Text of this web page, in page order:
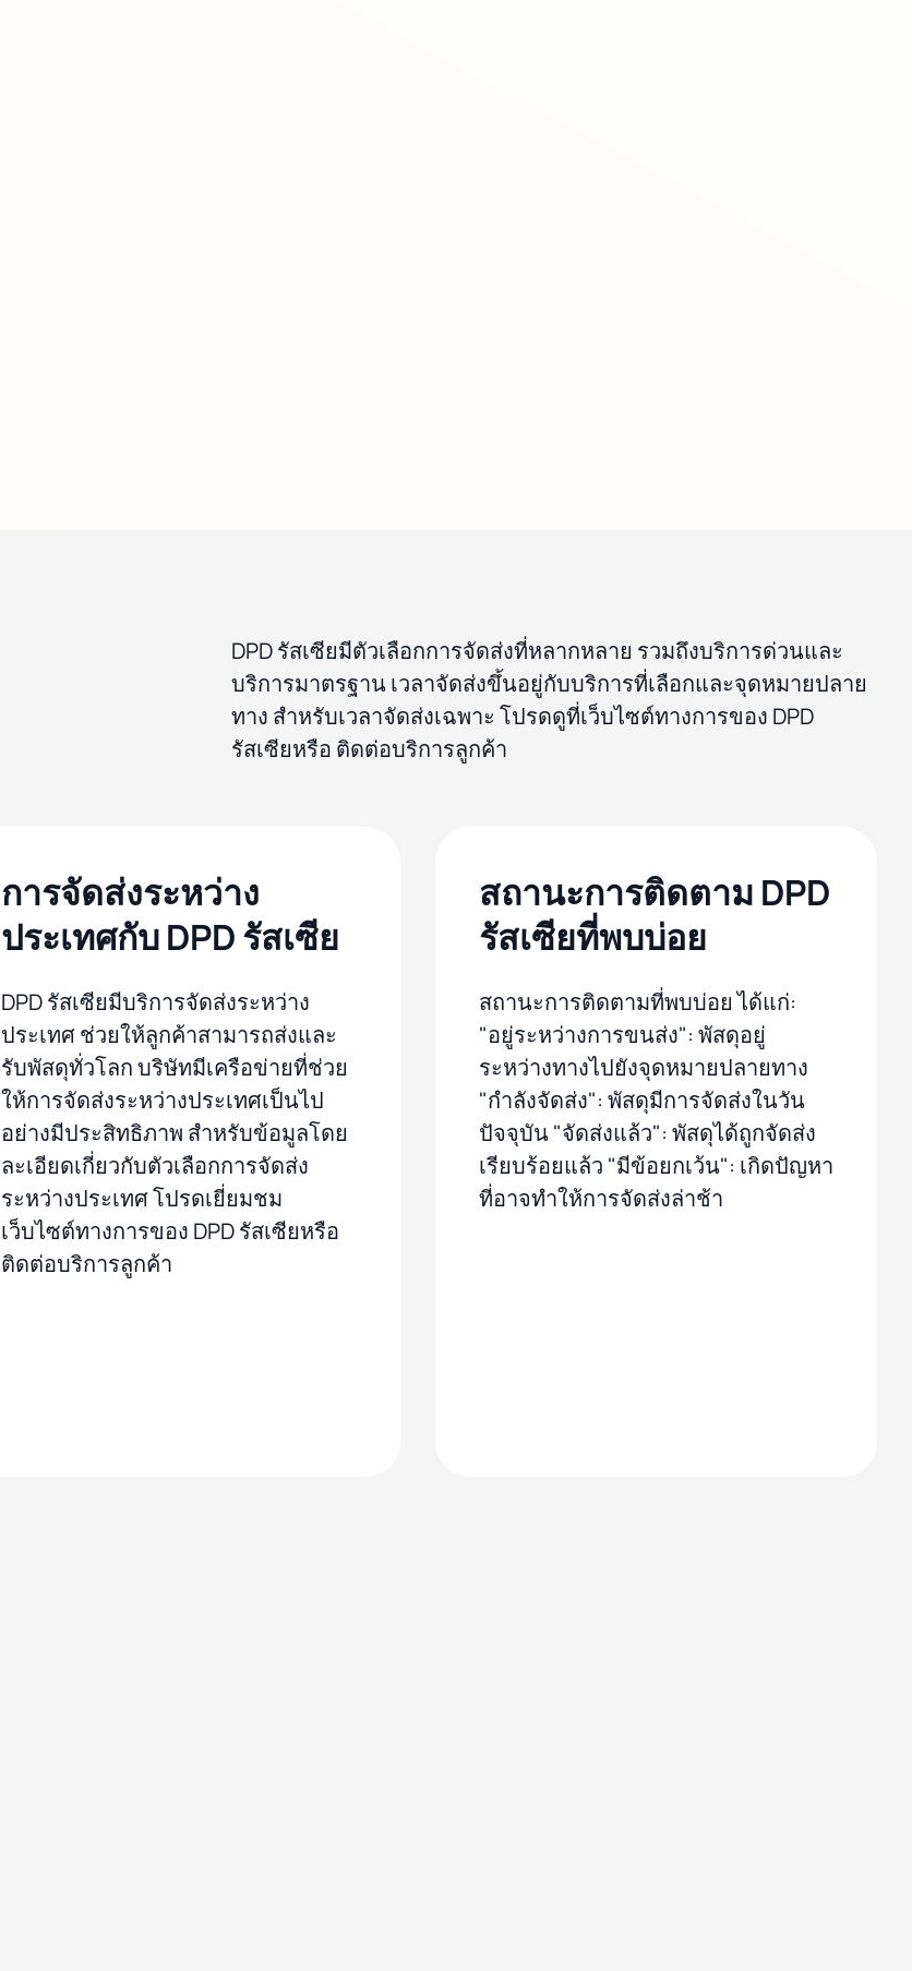
DPD รัสเซียมีตัวเลือกการจัดส่งที่หลากหลาย รวมถึงบริการด่วนและ
บริการมาตรฐาน เวลาจัดส่งขึ้นอยู่กับบริการที่เลือกและจุดหมายปลาย
ทาง สำหรับเวลาจัดส่งเฉพาะ โปรดดูที่เว็บไซต์ทางการของ DPD
รัสเซียหรือ ติดต่อบริการลูกค้า
การจัดส่งระหว่าง
ประเทศกับ DPD รัสเซีย
DPD รัสเซียมีบริการจัดส่งระหว่าง
ประเทศ ช่วยให้ลูกค้าสามารถส่งและ
รับพัสดุทั่วโลก บริษัทมีเครือข่ายที่ช่วย
ให้การจัดส่งระหว่างประเทศเป็นไป
อย่างมีประสิทธิภาพ สำหรับข้อมูลโดย
ละเอียดเกี่ยวกับตัวเลือกการจัดส่ง
ระหว่างประเทศ โปรดเยี่ยมชม
เว็บไซต์ทางการของ DPD รัสเซียหรือ
ติดต่อบริการลูกค้า
สถานะการติดตาม DPD
รัสเซียที่พบบ่อย
สถานะการติดตามที่พบบ่อย ได้แก่:
"อยู่ระหว่างการขนส่ง": พัสดุอยู่
ระหว่างทางไปยังจุดหมายปลายทาง
"กำลังจัดส่ง": พัสดุมีการจัดส่งในวัน
ปัจจุบัน "จัดส่งแล้ว": พัสดุได้ถูกจัดส่ง
เรียบร้อยแล้ว "มีข้อยกเว้น": เกิดปัญหา
ที่อาจทำให้การจัดส่งล่าช้า